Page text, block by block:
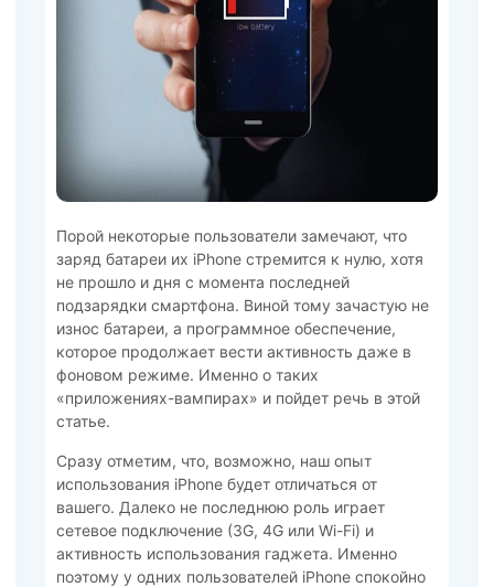
Порой некоторые пользователи замечают, что
заряд батареи их iPhone стремится к нулю, хотя
не прошло и дня с момента последней
подзарядки смартфона. Виной тому зачастую не
износ батареи, а программное обеспечение,
которое продолжает вести активность даже в
фоновом режиме. Именно о таких
«приложениях-вампирах» и пойдет речь в этой
статье.
Сразу отметим, что, возможно, наш опыт
использования iPhone будет отличаться от
вашего. Далеко не последнюю роль играет
сетевое подключение (3G, 4G или Wi-Fi) и
активность использования гаджета. Именно
поэтому у одних пользователей iPhone спокойно